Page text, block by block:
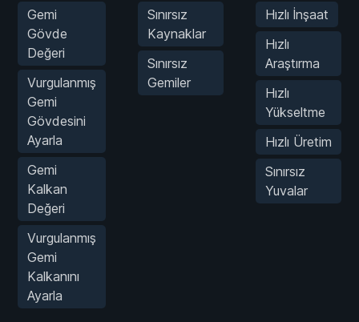
Gemi
Gövde
Değeri
Vurgulanmış
Gemi
Gövdesini
Ayarla
Gemi
Kalkan
Değeri
Vurgulanmış
Gemi
Kalkanını
Ayarla
Sınırsız
Kaynaklar
Sınırsız
Gemiler
Hızlı İnşaat
Hızlı
Araştırma
Hızlı
Yükseltme
Hızlı Üretim
Sınırsız
Yuvalar